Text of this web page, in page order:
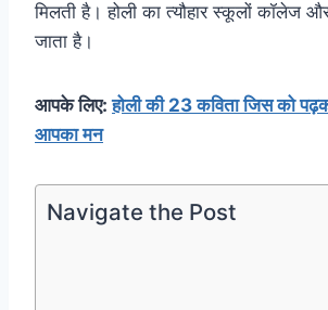
मिलती है। होली का त्यौहार स्कूलों कॉलेज
जाता है।
आपके लिए:होली की 23 कविता जिस को
आपका मन
Navigate the Post